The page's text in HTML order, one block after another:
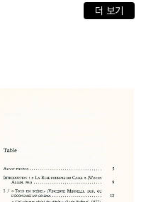
더 보기